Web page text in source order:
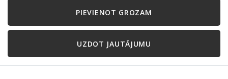
PIEVIENOT GROZAM
UZDOT JAUTĀJUMU